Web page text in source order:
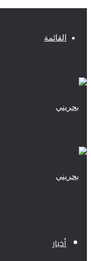
القائمة
أخبار